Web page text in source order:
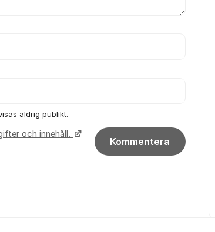
aldrig publikt.
och innehåll.
Kommentera